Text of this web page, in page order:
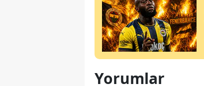
Yorumlar